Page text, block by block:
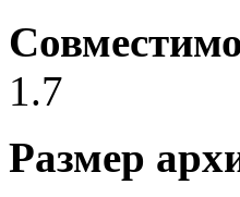
1.7
Размер